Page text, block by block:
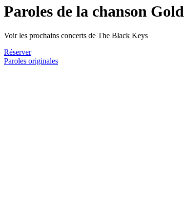
Paroles de la chanson
Voir les prochains concerts de The Black Keys
Réserver
Paroles originales